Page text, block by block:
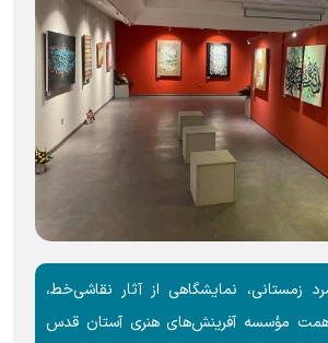
زمستانی، نمایشگاهی از آثار نقاشی‌خط،
همت مؤسسه آفرینش‌های هنری آستان قدس